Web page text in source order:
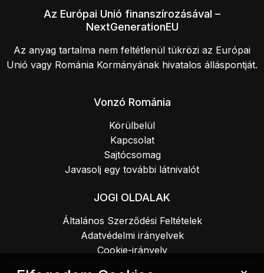
Az Európai Unió finanszírozásával –
NextGenerationEU
Az anyag tartalma nem feltétlenül tükrözi az Európai
Unió vagy Románia Kormányának hivatalos álláspontját.
Vonzó Románia
Körülbelül
Kapcsolat
Sajtócsomag
Javasolj egy további látnivalót
JOGI OLDALAK
Általános Szerződési Feltételek
Adatvédelmi irányelvek
Cookie-irányelv